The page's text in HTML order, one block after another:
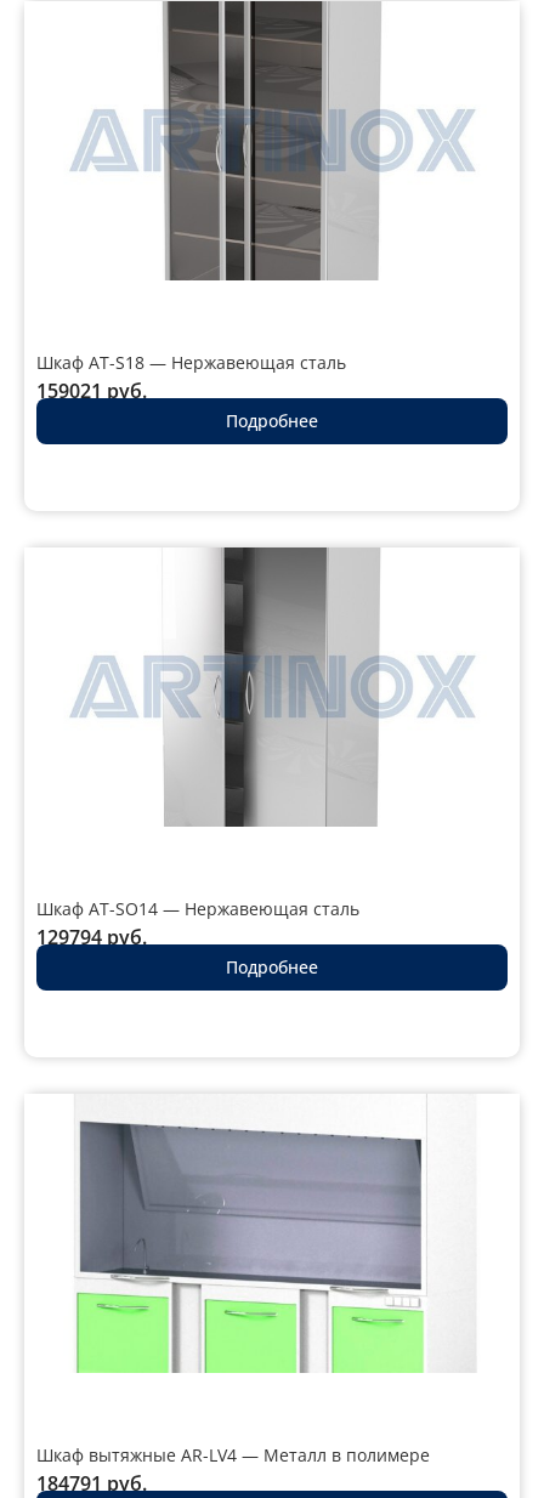
Шкаф AT-S18 — Нержавеющая сталь
159021 руб.
Подробнее
Шкаф AT-SO14 — Нержавеющая сталь
129794 руб.
Подробнее
Шкаф вытяжные AR-LV4 — Металл в полимере
184791 руб.